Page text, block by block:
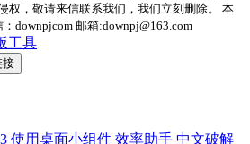
权，敬请来信联系我们，我们立刻删除。 本
downpjcom 邮箱:downpj@163.com
工具
接